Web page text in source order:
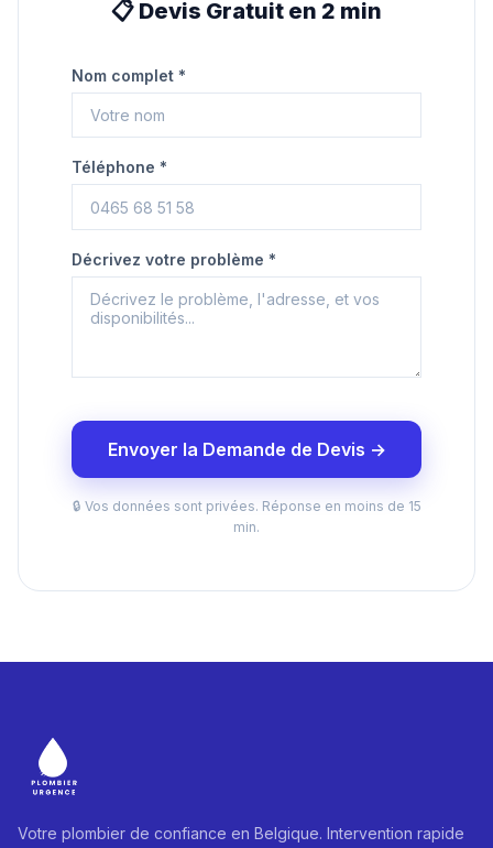
📋 Devis Gratuit en 2 min
Nom complet *
Téléphone *
Décrivez votre problème *
Envoyer la Demande de Devis →
🔒 Vos données sont privées. Réponse en moins de 15
min.
Votre plombier de confiance en Belgique. Intervention rapide